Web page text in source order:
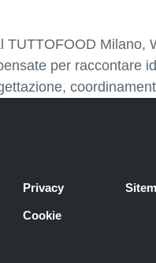
per raccontare
Privacy
Cookie